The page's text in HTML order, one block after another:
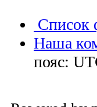
Список
Наша
пояс: